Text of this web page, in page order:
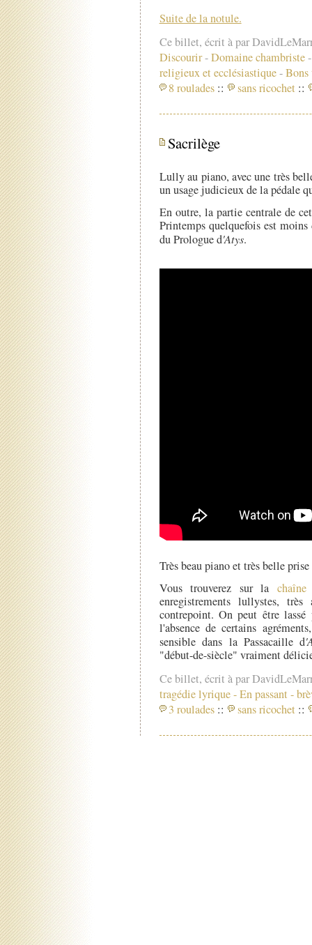
Suite de la notule.
Ce billet, écrit à par
Discourir-Domaine chambriste
religieux et ecclésiastique-Bons
8 roulades :: sans ricochet ::
Sacrilège
Lully au piano, avec une très
un usage judicieux de la pédale
En outre, la partie centrale de
Printemps quelquefois est
du Prologue d'Atys.
Très beau piano et très belle
Vous trouverez sur lachaîne
enregistrements lullystes,
contrepoint. On peut être
l'absence de certains
sensible dans la Passacaille d
"début-de-siècle" vraiment
Ce billet, écrit à par
tragédie lyrique-En passant -
3 roulades :: sans ricochet ::